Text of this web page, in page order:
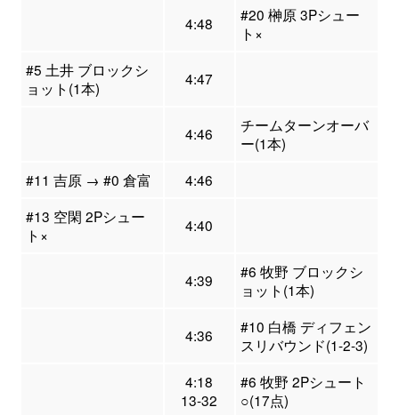
4:48
#20 榊原 3Pシュー
ト×
#5 土井 ブロックシ
ョット(1本)
4:47
4:46
チームターンオーバ
ー(1本)
#11 吉原 → #0 倉富
4:46
#13 空閑 2Pシュー
ト×
4:40
4:39
#6 牧野 ブロックシ
ョット(1本)
4:36
#10 白橋 ディフェン
スリバウンド(1-2-3)
4:18
13-32
#6 牧野 2Pシュート
○(17点)